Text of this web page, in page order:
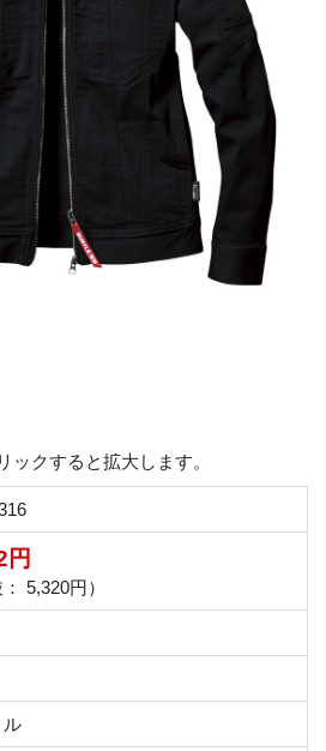
ックすると拡大します。
円
： 5,320円）
ル